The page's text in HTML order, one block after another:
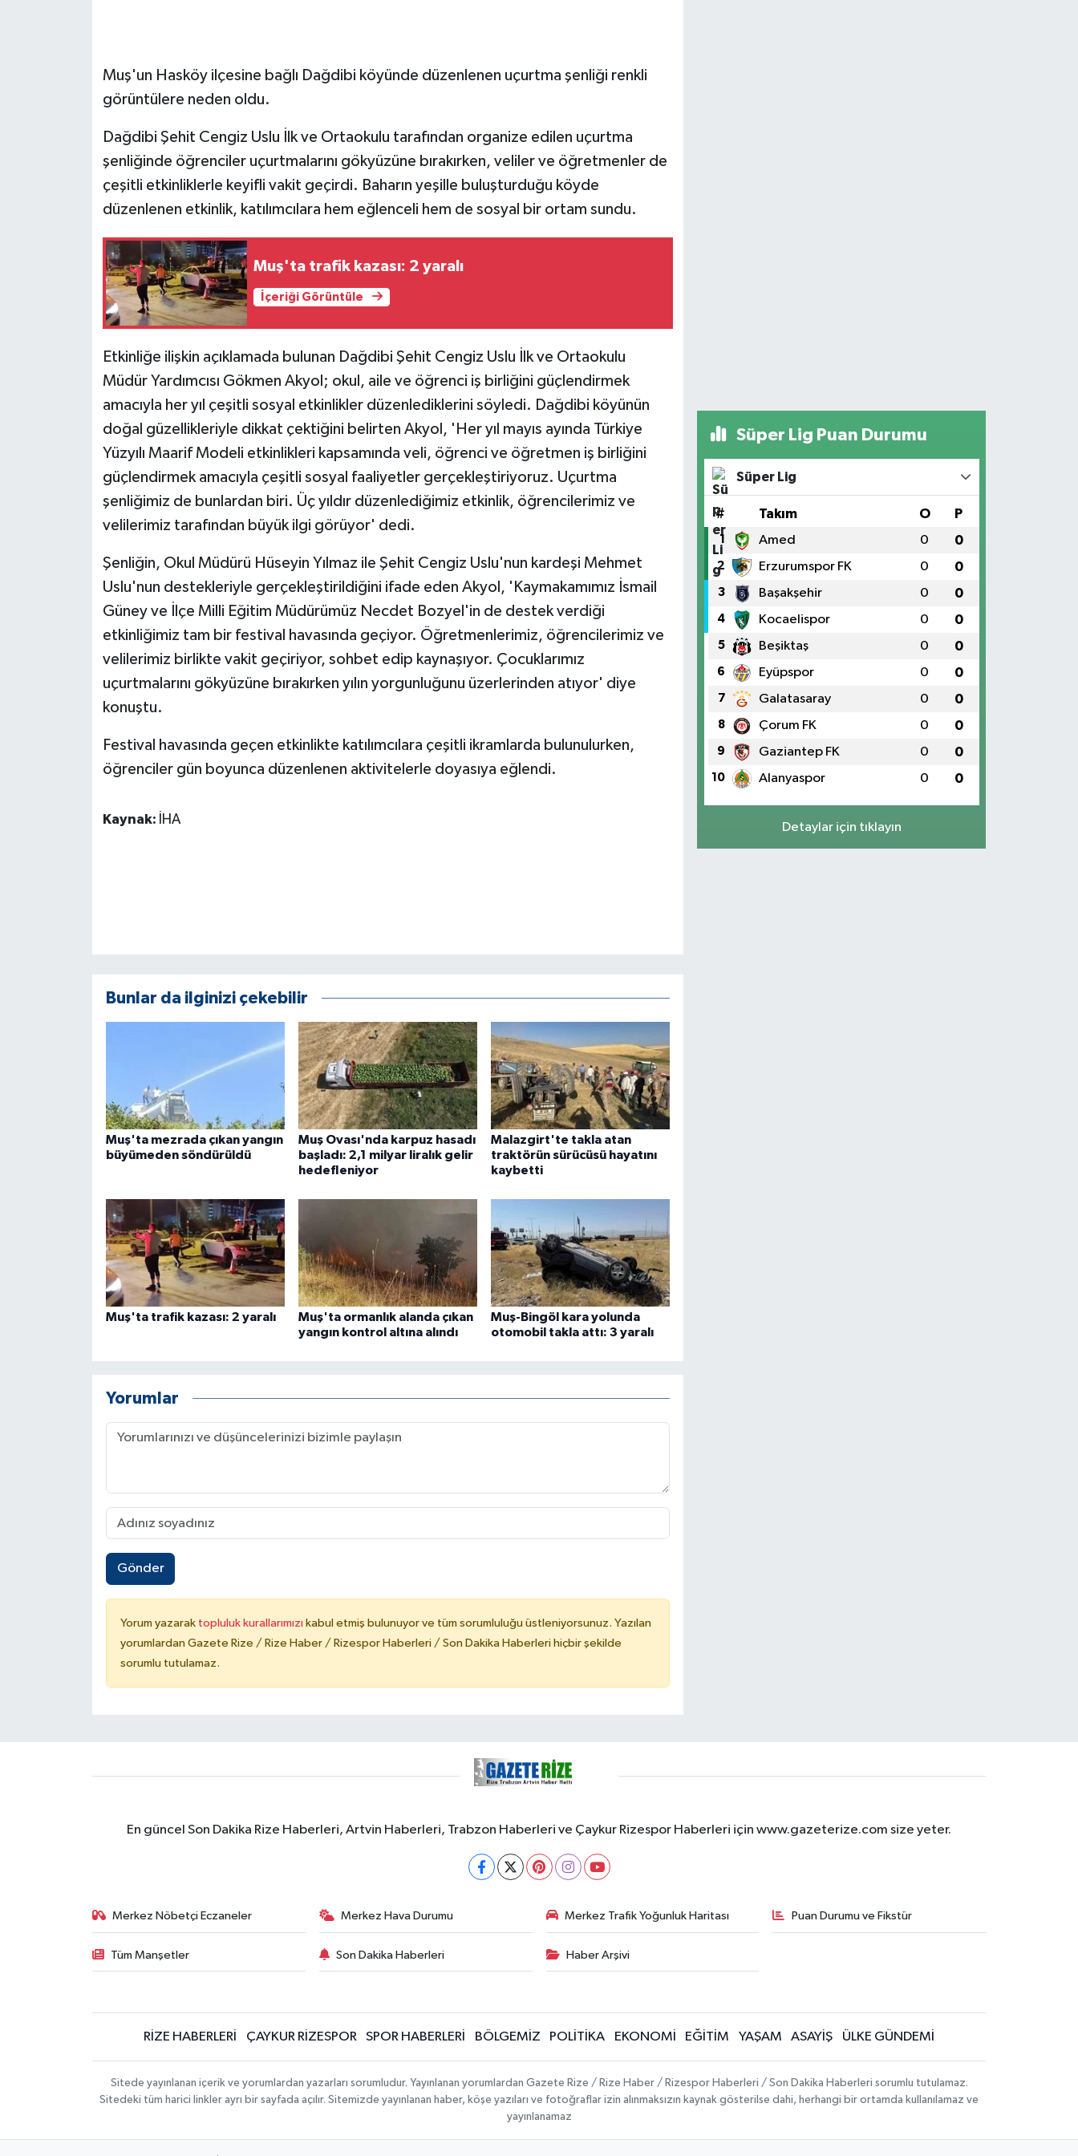
Muş'un Hasköy ilçesine bağlı Dağdibi köyünde düzenlenen uçurtma şenliği renkli
görüntülere neden oldu.
Dağdibi Şehit Cengiz Uslu İlk ve Ortaokulu tarafından organize edilen uçurtma
şenliğinde öğrenciler uçurtmalarını gökyüzüne bırakırken, veliler ve öğretmenler de
çeşitli etkinliklerle keyifli vakit geçirdi. Baharın yeşille buluşturduğu köyde
düzenlenen etkinlik, katılımcılara hem eğlenceli hem de sosyal bir ortam sundu.
Muş'ta trafik kazası: 2 yaralı
İçeriği Görüntüle
Etkinliğe ilişkin açıklamada bulunan Dağdibi Şehit Cengiz Uslu İlk ve Ortaokulu
Müdür Yardımcısı Gökmen Akyol; okul, aile ve öğrenci iş birliğini güçlendirmek
amacıyla her yıl çeşitli sosyal etkinlikler düzenlediklerini söyledi. Dağdibi köyünün
doğal güzellikleriyle dikkat çektiğini belirten Akyol, 'Her yıl mayıs ayında Türkiye
Yüzyılı Maarif Modeli etkinlikleri kapsamında veli, öğrenci ve öğretmen iş birliğini
güçlendirmek amacıyla çeşitli sosyal faaliyetler gerçekleştiriyoruz. Uçurtma
şenliğimiz de bunlardan biri. Üç yıldır düzenlediğimiz etkinlik, öğrencilerimiz ve
velilerimiz tarafından büyük ilgi görüyor' dedi.
Şenliğin, Okul Müdürü Hüseyin Yılmaz ile Şehit Cengiz Uslu'nun kardeşi Mehmet
Uslu'nun destekleriyle gerçekleştirildiğini ifade eden Akyol, 'Kaymakamımız İsmail
Güney ve İlçe Milli Eğitim Müdürümüz Necdet Bozyel'in de destek verdiği
etkinliğimiz tam bir festival havasında geçiyor. Öğretmenlerimiz, öğrencilerimiz ve
velilerimiz birlikte vakit geçiriyor, sohbet edip kaynaşıyor. Çocuklarımız
uçurtmalarını gökyüzüne bırakırken yılın yorgunluğunu üzerlerinden atıyor' diye
konuştu.
Festival havasında geçen etkinlikte katılımcılara çeşitli ikramlarda bulunulurken,
öğrenciler gün boyunca düzenlenen aktivitelerle doyasıya eğlendi.
Kaynak: İHA
Bunlar da ilginizi çekebilir
Muş'ta mezrada çıkan yangın
büyümeden söndürüldü
Muş Ovası'nda karpuz hasadı
başladı: 2,1 milyar liralık gelir
hedefleniyor
Malazgirt'te takla atan
traktörün sürücüsü hayatını
kaybetti
Muş'ta trafik kazası: 2 yaralı
Muş'ta ormanlık alanda çıkan
yangın kontrol altına alındı
Muş-Bingöl kara yolunda
otomobil takla attı: 3 yaralı
Yorumlar
Gönder
Yorum yazarak topluluk kurallarımızı kabul etmiş bulunuyor ve tüm sorumluluğu üstleniyorsunuz. Yazılan
yorumlardan Gazete Rize / Rize Haber / Rizespor Haberleri / Son Dakika Haberleri hiçbir şekilde
sorumlu tutulamaz.
Süper Lig Puan Durumu
Süper Lig
# Takım O P
1 Amed 0 0
2 Erzurumspor FK 0 0
3 Başakşehir 0 0
4 Kocaelispor 0 0
5 Beşiktaş 0 0
6 Eyüpspor 0 0
7 Galatasaray 0 0
8 Çorum FK 0 0
9 Gaziantep FK 0 0
10 Alanyaspor 0 0
Detaylar için tıklayın
En güncel Son Dakika Rize Haberleri, Artvin Haberleri, Trabzon Haberleri ve Çaykur Rizespor Haberleri için www.gazeterize.com size yeter.
Merkez Nöbetçi Eczaneler Merkez Hava Durumu Merkez Trafik Yoğunluk Haritası Puan Durumu ve Fikstür
Tüm Manşetler Son Dakika Haberleri Haber Arşivi
RİZE HABERLERİ ÇAYKUR RİZESPOR SPOR HABERLERİ BÖLGEMİZ POLİTİKA EKONOMİ EĞİTİM YAŞAM ASAYİŞ ÜLKE GÜNDEMİ
Sitede yayınlanan içerik ve yorumlardan yazarları sorumludur. Yayınlanan yorumlardan Gazete Rize / Rize Haber / Rizespor Haberleri / Son Dakika Haberleri sorumlu tutulamaz.
Sitedeki tüm harici linkler ayrı bir sayfada açılır. Sitemizde yayınlanan haber, köşe yazıları ve fotoğraflar izin alınmaksızın kaynak gösterilse dahi, herhangi bir ortamda kullanılamaz ve
yayınlanamaz
GÜNDEM
HABERDE İNSAN
İş Dünyası
Jandarma
KÜLTÜR SANAT
MAGAZİN
Otomobil
POLİTİKA
SPOR HABERLERİ